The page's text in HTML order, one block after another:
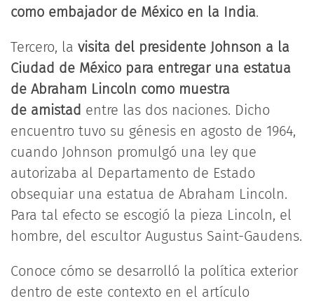
como embajador de México en la India.
Tercero, la visita del presidente Johnson a la
Ciudad de México para entregar una estatua
de Abraham Lincoln como muestra
de amistad entre las dos naciones. Dicho
encuentro tuvo su génesis en agosto de 1964,
cuando Johnson promulgó una ley que
autorizaba al Departamento de Estado
obsequiar una estatua de Abraham Lincoln.
Para tal efecto se escogió la pieza Lincoln, el
hombre, del escultor Augustus Saint-Gaudens.
Conoce cómo se desarrolló la política exterior
dentro de este contexto en el artículo